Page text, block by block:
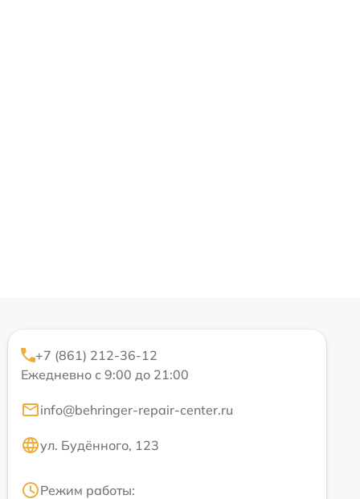
+7 (861) 212-36-12
Ежедневно с 9:00 до 21:00
info@behringer-repair-center.ru
ул. Будённого, 123
Режим работы: